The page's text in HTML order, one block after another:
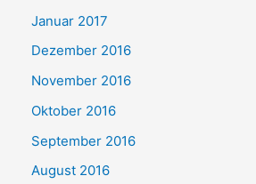
Januar 2017
Dezember 2016
November 2016
Oktober 2016
September 2016
August 2016